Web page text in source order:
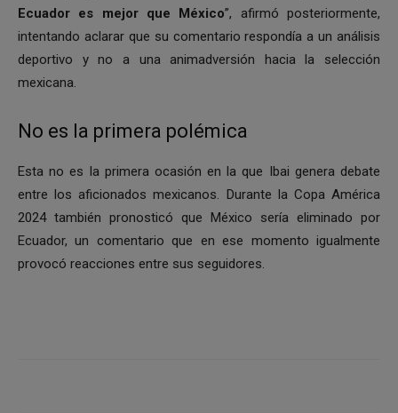
Ecuador es mejor que México”, afirmó posteriormente,
intentando aclarar que su comentario respondía a un análisis
deportivo y no a una animadversión hacia la selección
mexicana.
No es la primera polémica
Esta no es la primera ocasión en la que Ibai genera debate
entre los aficionados mexicanos. Durante la Copa América
2024 también pronosticó que México sería eliminado por
Ecuador, un comentario que en ese momento igualmente
provocó reacciones entre sus seguidores.